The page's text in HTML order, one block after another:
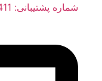
شماره پشتیبانی: 02133546411